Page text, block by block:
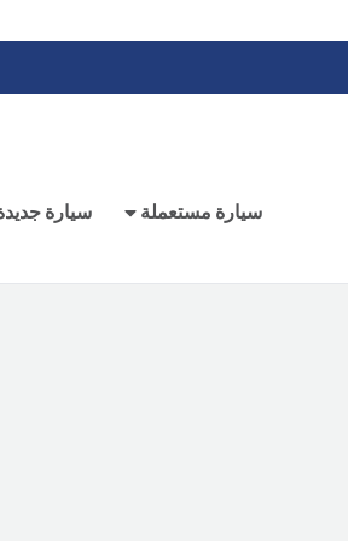
سيارة مستعملة سيارة